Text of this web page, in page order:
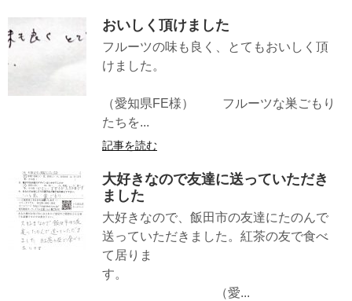
おいしく頂けました
フルーツの味も良く、とてもおいしく頂
けました。
（愛知県FE様） フルーツな巣ごもり
たちを...
記事を読む
大好きなので友達に送っていただき
ました
大好きなので、飯田市の友達にたのんで
送っていただきました。紅茶の友で食べ
て居りま
す。
（愛...